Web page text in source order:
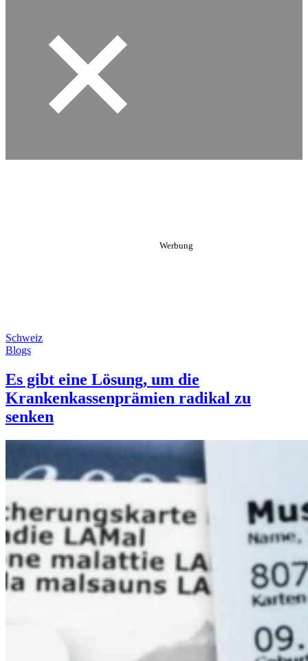
Schweiz
Blogs
Es gibt eine Lösung, um die
Krankenkassenprämien radikal zu
senken